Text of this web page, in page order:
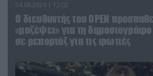
04.08.2026 | 12:02
O διευθυντής του OPEN
«μαζέψει» για τη
σε ρεπορτάζ για τις φωτιές